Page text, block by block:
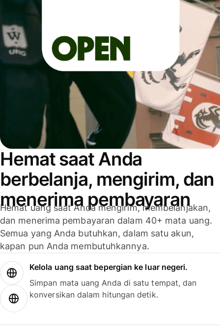
Hemat saat Anda
berbelanja, mengirim, dan
menerima pembayaran
Hemat uang saat Anda mengirim, membelanjakan,
dan menerima pembayaran dalam 40+ mata uang.
Semua yang Anda butuhkan, dalam satu akun,
kapan pun Anda membutuhkannya.
Kelola uang saat bepergian ke luar negeri.
Simpan mata uang Anda di satu tempat, dan
konversikan dalam hitungan detik.